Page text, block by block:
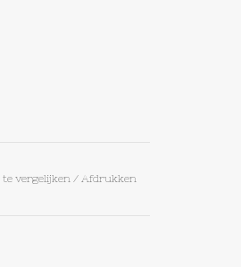
te vergelijken / Afdrukken